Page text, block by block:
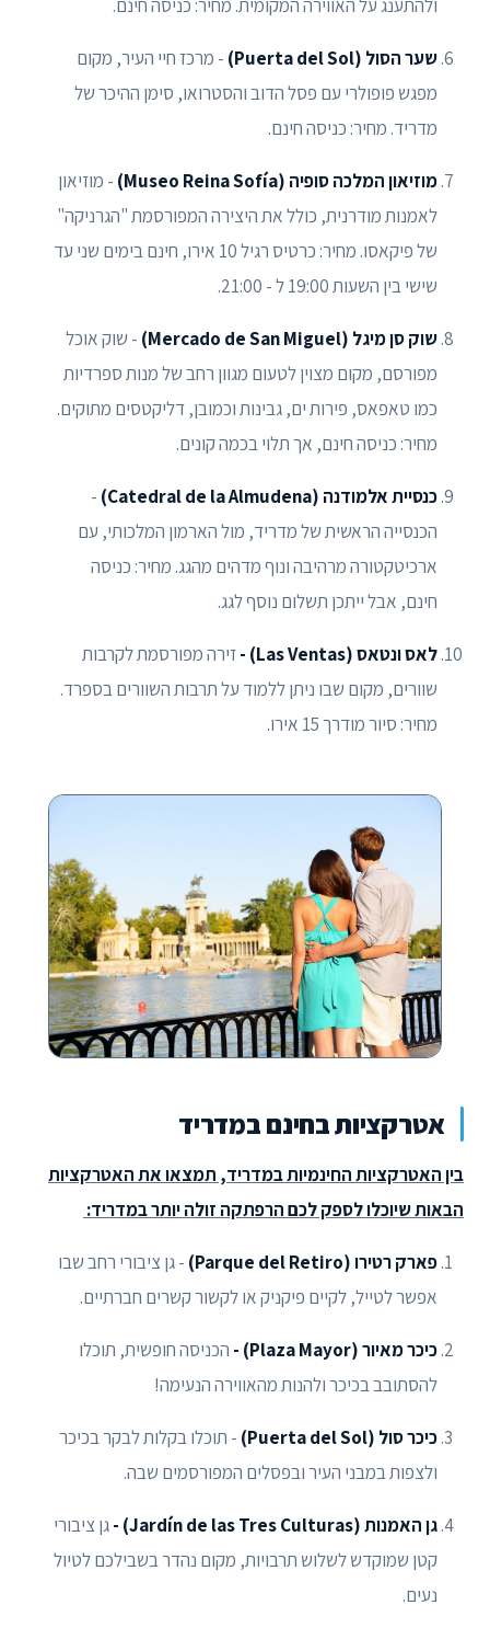
ולהתענג על האווירה המקומית. מחיר: כניסה חינם.
שער הסול (Puerta del Sol)
- מרכז חיי העיר, מקום
מפגש פופולרי עם פסל הדוב והסטרואו, סימן ההיכר של
מדריד. מחיר: כניסה חינם.
מוזיאון המלכה סופיה (Museo Reina Sofía)
- מוזיאון
לאמנות מודרנית, כולל את היצירה המפורסמת "הגרניקה"
של פיקאסו. מחיר: כרטיס רגיל 10 אירו, חינם בימים שני עד
שישי בין השעות 19:00 ל - 21:00.
שוק סן מיגל (Mercado de San Miguel)
- שוק אוכל
מפורסם, מקום מצוין לטעום מגוון רחב של מנות ספרדיות
כמו טאפאס, פירות ים, גבינות וכמובן, דליקטסים מתוקים.
מחיר: כניסה חינם, אך תלוי בכמה קונים.
כנסיית אלמודנה (Catedral de la Almudena)
-
הכנסייה הראשית של מדריד, מול הארמון המלכותי, עם
ארכיטקטורה מרהיבה ונוף מדהים מהגג. מחיר: כניסה
חינם, אבל ייתכן תשלום נוסף לגג.
לאס ונטאס (Las Ventas) -
זירה מפורסמת לקרבות
שוורים, מקום שבו ניתן ללמוד על תרבות השוורים בספרד.
מחיר: סיור מודרך 15 אירו.
אטרקציות בחינם במדריד
בין האטרקציות החינמיות במדריד, תמצאו את האטרקציות
הבאות שיוכלו לספק לכם הרפתקה זולה יותר במדריד:
פארק רטירו (Parque del Retiro)
- גן ציבורי רחב שבו
אפשר לטייל, לקיים פיקניק או לקשור קשרים חברתיים.
כיכר מאיור (Plaza Mayor) -
הכניסה חופשית, תוכלו
להסתובב בכיכר ולהנות מהאווירה הנעימה!
כיכר סול (Puerta del Sol)
- תוכלו בקלות לבקר בכיכר
ולצפות במבני העיר ובפסלים המפורסמים שבה.
גן האמנות (Jardín de las Tres Culturas) -
גן ציבורי
קטן שמוקדש לשלוש תרבויות, מקום נהדר בשבילכם לטיול
נעים.